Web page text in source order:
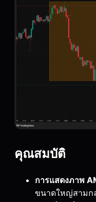
คุณสมบัติ
การแสดงภาพ
ขนาดใหญ่สามก